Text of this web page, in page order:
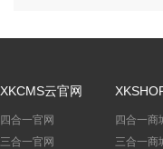
XKCMS云官网
四合一官网
三合一官网
四合一商
三合一商